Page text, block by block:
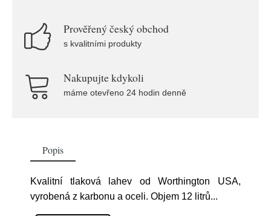
Prověřený český obchod
s kvalitními produkty
Nakupujte kdykoli
máme otevřeno 24 hodin denně
Popis
Kvalitní tlaková lahev od Worthington USA,
vyrobená z karbonu a oceli. Objem 12 litrů...